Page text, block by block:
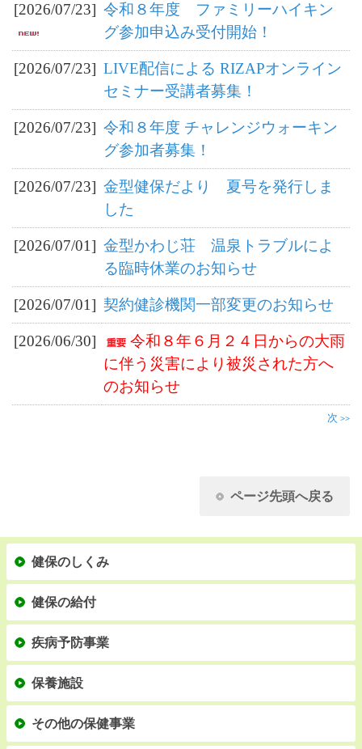
[2026/07/23] 令和８年度 ファミリーハイキン
グ参加申込み受付開始！
[2026/07/23] LIVE配信による RIZAPオンライン
セミナー受講者募集！
[2026/07/23] 令和８年度 チャレンジウォーキン
グ参加者募集！
[2026/07/23] 金型健保だより 夏号を発行しま
した
[2026/07/01] 金型かわじ荘 温泉トラブルによ
る臨時休業のお知らせ
[2026/07/01] 契約健診機関一部変更のお知らせ
[2026/06/30]
令和８年６月２４日からの大雨
に伴う災害により被災された方へ
のお知らせ
次 >>
ページ先頭へ戻る
健保のしくみ
健保の給付
疾病予防事業
保養施設
その他の保健事業